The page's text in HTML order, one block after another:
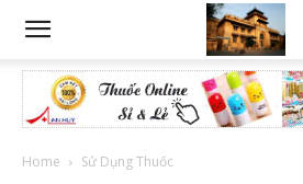
Home Sử Dụng Thuốc